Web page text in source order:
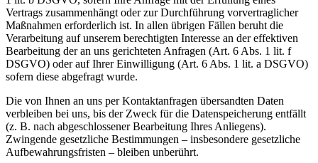
Vertrags zusammenhängt oder zur Durchführung vorvertraglicher
Maßnahmen erforderlich ist. In allen übrigen Fällen beruht die
Verarbeitung auf unserem berechtigten Interesse an der effektiven
Bearbeitung der an uns gerichteten Anfragen (Art. 6 Abs. 1 lit. f
DSGVO) oder auf Ihrer Einwilligung (Art. 6 Abs. 1 lit. a DSGVO)
sofern diese abgefragt wurde.
Die von Ihnen an uns per Kontaktanfragen übersandten Daten
verbleiben bei uns, bis der Zweck für die Datenspeicherung entfällt
(z. B. nach abgeschlossener Bearbeitung Ihres Anliegens).
Zwingende gesetzliche Bestimmungen – insbesondere gesetzliche
Aufbewahrungsfristen – bleiben unberührt.